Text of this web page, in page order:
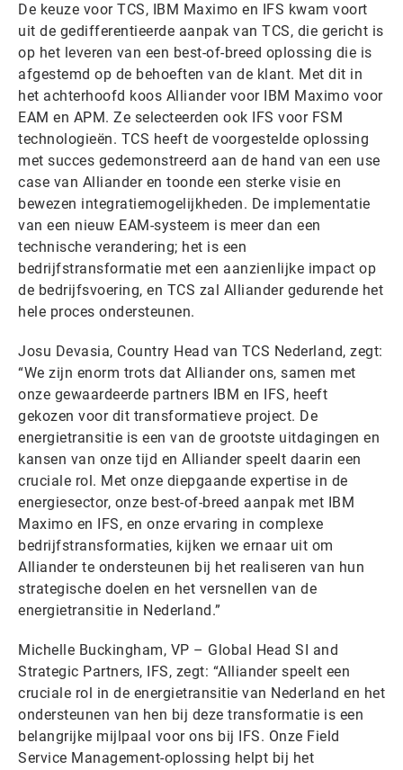
De keuze voor TCS, IBM Maximo en IFS kwam voort
uit de gedifferentieerde aanpak van TCS, die gericht is
op het leveren van een best-of-breed oplossing die is
afgestemd op de behoeften van de klant. Met dit in
het achterhoofd koos Alliander voor IBM Maximo voor
EAM en APM. Ze selecteerden ook IFS voor FSM
technologieën. TCS heeft de voorgestelde oplossing
met succes gedemonstreerd aan de hand van een use
case van Alliander en toonde een sterke visie en
bewezen integratiemogelijkheden. De implementatie
van een nieuw EAM-systeem is meer dan een
technische verandering; het is een
bedrijfstransformatie met een aanzienlijke impact op
de bedrijfsvoering, en TCS zal Alliander gedurende het
hele proces ondersteunen.
Josu Devasia, Country Head van TCS Nederland, zegt:
“We zijn enorm trots dat Alliander ons, samen met
onze gewaardeerde partners IBM en IFS, heeft
gekozen voor dit transformatieve project. De
energietransitie is een van de grootste uitdagingen en
kansen van onze tijd en Alliander speelt daarin een
cruciale rol. Met onze diepgaande expertise in de
energiesector, onze best-of-breed aanpak met IBM
Maximo en IFS, en onze ervaring in complexe
bedrijfstransformaties, kijken we ernaar uit om
Alliander te ondersteunen bij het realiseren van hun
strategische doelen en het versnellen van de
energietransitie in Nederland.”
Michelle Buckingham, VP – Global Head SI and
Strategic Partners, IFS, zegt: “Alliander speelt een
cruciale rol in de energietransitie van Nederland en het
ondersteunen van hen bij deze transformatie is een
belangrijke mijlpaal voor ons bij IFS. Onze Field
Service Management-oplossing helpt bij het